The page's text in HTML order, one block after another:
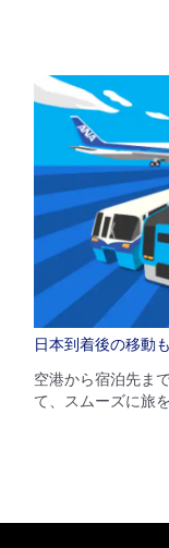
る可能性があります。
・複数空港がある都市
示される場合がありま
日本到着後の移動
空港から宿泊先ま
て、スムーズに旅